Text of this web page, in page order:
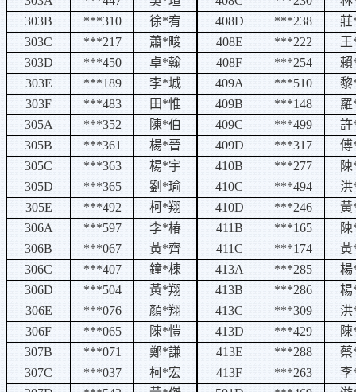
303B
***310 徐*宥 408D ***238 莊
303C
***217 蕭*畯 408E ***222 王
303D
***450 卓*翰 408F ***254 賴
303E
***189 李*城 409A ***510 黎
303F
***483 田*惟 409B ***148 羅
305A
***352 陳*伯 409C ***499 許
305B
***361 楊*晉 409D ***317 傅
305C
***363 楊*宇 410B ***277 陳
305D
***365 劉 *瑜 410C ***494 洪
305E
***492 柯*翔 410D ***246 黃
306A
***597 李*椿 411B ***165 陳
306B
***067 黃*齊 411C ***174 黃
306C
***407 鐘*棟 413A ***285 楊
306D
***504 黃*翔 413B ***286 楊
306E
***076 顏*翔 413C ***309 洪
306F
***065 陳*愷 413D ***429 陳
307B
***071 鄭*謙 413E ***288 蔡
307C
***037 柯*宏 413F ***263 李